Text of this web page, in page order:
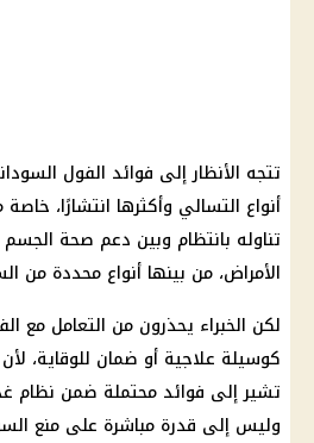
تتجه الأنظار إلى فوائد الفول
أنواع التسالي وأكثرها انتشارًا،
تناوله بانتظام وبين دعم صحة
الأمراض، من بينها أنواع محددة من
لكن الخبراء يحذرون من التعامل مع
كوسيلة علاجية أو ضمان للوقاية، لأن
تشير إلى فوائد محتملة ضمن نظام
وليس إلى قدرة مباشرة على منع